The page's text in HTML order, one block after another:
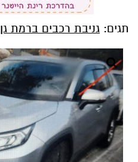
תגים: גניבת רכבים ברמת גן